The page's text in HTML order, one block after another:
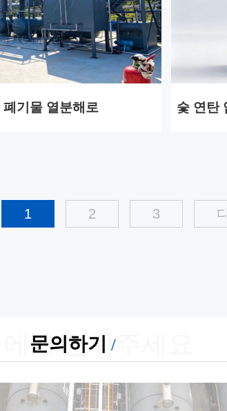
기물 열분해로 숯 연탄
1 2 3
에게 연락주세요
문의하기